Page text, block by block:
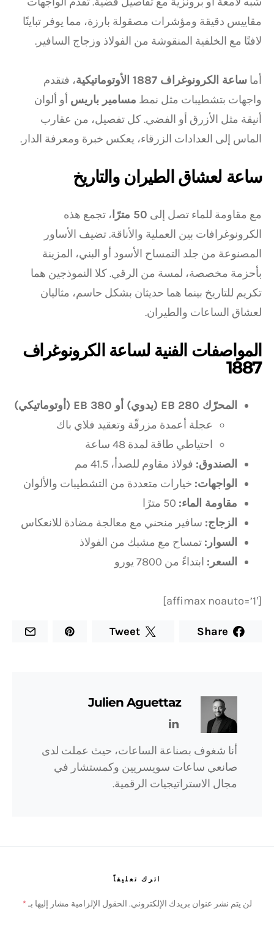
مقاييس دقيقة ومؤشرات مصقولة بارزة، مما يوفر تباينًا
لافتًا مع الخلفية المنقوشة من الفولاذ وزجاج السافير.
أما ساعة الكرونوغراف 1887 الأوتوماتيكية
، فتقدم
واجهات بتشطيبات مثل نمط مسامير باريس أو ألوان
أنيقة مثل الأزرق أو الفضي. كل تفصيل، من عقارب
الماس إلى العدادات الزرقاء، يعكس خبرة ومعرفة الدار.
ساعة لعشاق الطيران والتاريخ
مع مقاومة للماء تصل إلى 50 مترًا
، تجمع هذه
الكرونوغرافات بين العملية والأناقة. تضيف الأساور
المصنوعة من جلد التمساح الأسود أو البني، المزينة
بأحزمة مخصصة، لمسة من الرقي. كلا النموذجين هما
تكريم للتاريخ بينما هما حديثان بشكل حاسم، مثاليان
لعشاق الساعات والطيران.
المواصفات الفنية لساعة الكرونوغراف
1887
المحرّك EB 280 (يدوي) أو EB 380 (أوتوماتيكي)
عجلة أعمدة مزرقّة وتعقيد فلاي باك
احتياطي طاقة لمدة 48 ساعة
الصندوق: فولاذ مقاوم للصدأ، 41.5 مم
الواجهات: خيارات متعددة من التشطيبات والألوان
مقاومة الماء:
الزجاج: سافير منحني مع معالجة مضادة للانعكاس
السوار: تمساح مع مشبك من الفولاذ
السعر: ابتداءً من 7800 يورو
[affimax noauto=’1′]
Share
Tweet
Julien Aguettaz
أنا شغوف بصناعة الساعات، حيث عملت لدى
صانعي ساعات سويسريين وكمستشار في
مجال الاستراتيجيات الرقمية.
اترك تعليقاً
لن يتم نشر عنوان بريدك الإلكتروني. الحقول الإلزامية مشار إليها بـ *